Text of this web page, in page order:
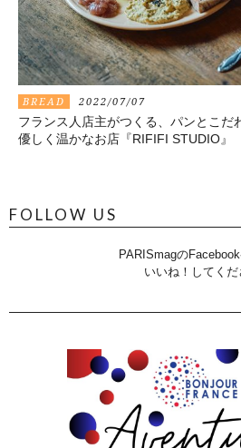
BREAD 2022/07/07
フランス人店主がつくる、パンとこだ
優しく温かなお店『RIFIFI STUDIO』
FOLLOW US
PARISmagの
いいね！してくだ